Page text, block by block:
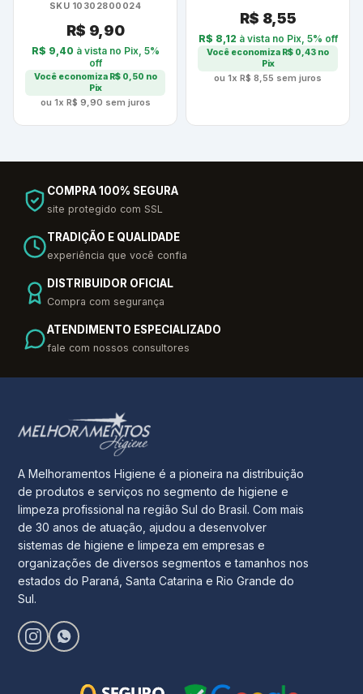
SKU 10302800024
R$ 9,90
R$ 9,40 à vista no Pix, 5%
off
Você economiza R$0,50 no
Pix
ou 1x R$ 9,90 sem juros
R$ 8,55
R$ 8,12 à vista no Pix, 5% off
Você economiza R$ 0,43 no
Pix
ou 1x R$ 8,55 sem juros
COMPRA 100% SEGURA
site protegido com SSL
TRADIÇÃO E QUALIDADE
experiência que você confia
DISTRIBUIDOR OFICIAL
Compra com segurança
ATENDIMENTO ESPECIALIZADO
fale com nossos consultores
A Melhoramentos Higiene é a pioneira na distribuição
de produtos e serviços no segmento de higiene e
limpeza profissional na região Sul do Brasil. Com mais
de 30 anos de atuação, ajudou a desenvolver
sistemas de higiene e limpeza em empresas e
organizações de diversos segmentos e tamanhos nos
estados do Paraná, Santa Catarina e Rio Grande do
Sul.